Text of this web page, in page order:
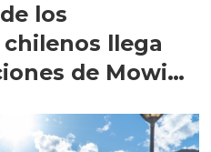
los
llega
de Mowi